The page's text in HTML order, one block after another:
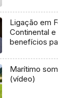
Ligação em
Continental
benefícios
Marítimo
(vídeo)